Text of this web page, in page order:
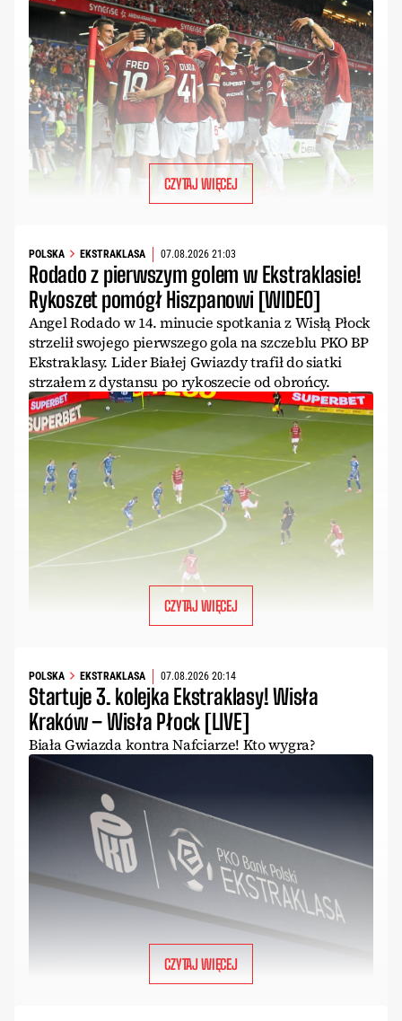
CZYTAJ WIĘCEJ
POLSKA EKSTRAKLASA 07.08.2026 21:03
Rodado z pierwszym golem w Ekstraklasie!
Rykoszet pomógł Hiszpanowi [WIDEO]
Angel Rodado w 14. minucie spotkania z Wisłą Płock
strzelił swojego pierwszego gola na szczeblu PKO BP
Ekstraklasy. Lider Białej Gwiazdy trafił do siatki
strzałem z dystansu po rykoszecie od obrońcy.
CZYTAJ WIĘCEJ
POLSKA EKSTRAKLASA 07.08.2026 20:14
Startuje 3. kolejka Ekstraklasy! Wisła
Kraków – Wisła Płock [LIVE]
Biała Gwiazda kontra Nafciarze! Kto wygra?
CZYTAJ WIĘCEJ